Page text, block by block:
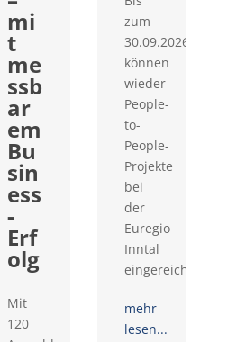
mi
t
me
ssb
ar
em
Bu
sin
ess
-
Erf
olg
Mit
120
zum
30.09.2026
können
wieder
People-
to-
People-
Projekte
bei
der
Euregio
Inntal
eingereicht...
mehr
lesen...